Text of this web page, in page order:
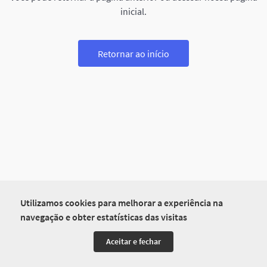
Utilizamos cookies para melhorar a experiência na
navegação e obter estatísticas das visitas
Aceitar e fechar
inicial.
Retornar ao início